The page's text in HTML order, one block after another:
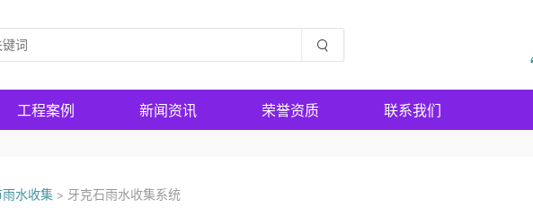
工程案例 新闻资讯 荣誉资质 联系我们
水收集> 牙克石雨水收集系统